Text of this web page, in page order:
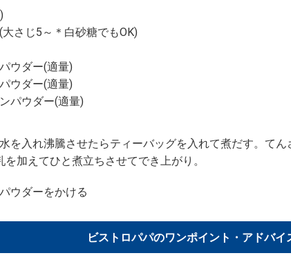
さじ5～＊白砂糖でもOK)
ウダー(適量)
ウダー(適量)
パウダー(適量)
を入れ沸騰させたらティーバッグを入れて煮だす。てん
を加えてひと煮立ちさせてでき上がり。
ウダーをかける
ビストロパパのワンポイント・アドバイ